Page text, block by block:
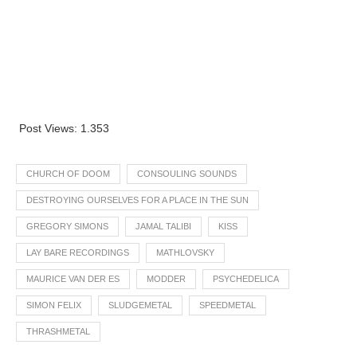
Post Views: 1.353
CHURCH OF DOOM CONSOULING SOUNDS
DESTROYING OURSELVES FOR A PLACE IN THE SUN
GREGORY SIMONS JAMAL TALIBI KISS
LAY BARE RECORDINGS MATHLOVSKY
MAURICE VAN DER ES MODDER PSYCHEDELICA
SIMON FELIX SLUDGEMETAL SPEEDMETAL
THRASHMETAL